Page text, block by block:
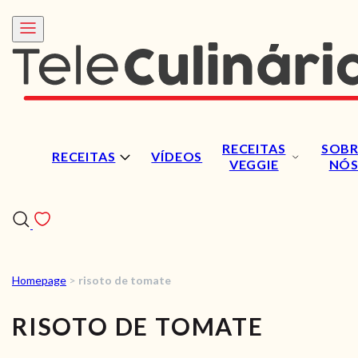
RECEITAS VÍDEOS
RECEITAS
VEGGIE
NÓS
RECEITAS
VÍDEOS
Homepage > risoto de tomate
RISOTO DE TOMATE